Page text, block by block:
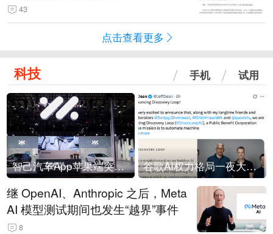
43
点击查看更多
科技 手机 试用
智己汽车App苹果端突然“下架” 谷歌AI权力格局一夜大洗牌
继 OpenAI、Anthropic 之后，Meta
AI 模型测试期间也发生“越界”事件
8